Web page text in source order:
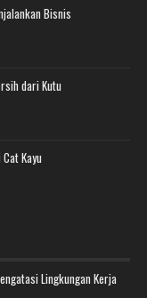
Bisnis
dari Kutu
Kayu
Lingkungan Kerja